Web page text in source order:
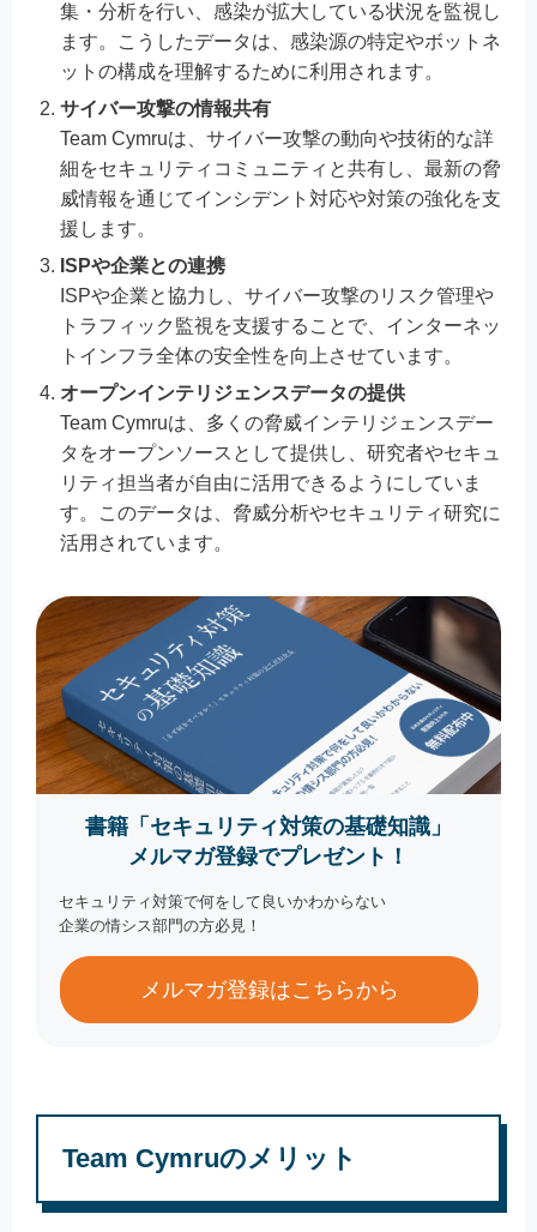
集・分析を行い、感染が拡大している状況を監視し
ます。こうしたデータは、感染源の特定やボットネ
ットの構成を理解するために利用されます。
サイバー攻撃の情報共有
Team Cymruは、サイバー攻撃の動向や技術的な詳
細をセキュリティコミュニティと共有し、最新の脅
威情報を通じてインシデント対応や対策の強化を支
援します。
ISPや企業との連携
ISPや企業と協力し、サイバー攻撃のリスク管理や
トラフィック監視を支援することで、インターネッ
トインフラ全体の安全性を向上させています。
オープンインテリジェンスデータの提供
Team Cymruは、多くの脅威インテリジェンスデー
タをオープンソースとして提供し、研究者やセキュ
リティ担当者が自由に活用できるようにしていま
す。このデータは、脅威分析やセキュリティ研究に
活用されています。
書籍「セキュリティ対策の基礎知識」
メルマガ登録でプレゼント！
セキュリティ対策で何をして良いかわからない
企業の情シス部門の方必見！
メルマガ登録はこちらから
Team Cymruのメリット